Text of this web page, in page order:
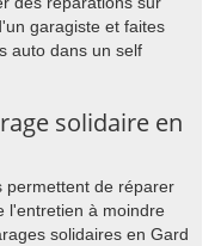
garagiste et faites
auto dans un self
solidaire en
permettent de réparer
l'entretien à moindre
solidaires en Gard